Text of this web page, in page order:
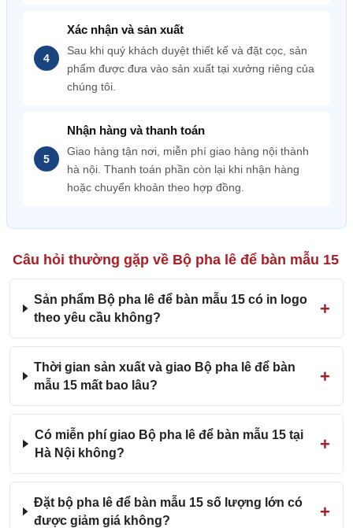
Xác nhận và sản xuất
Sau khi quý khách duyệt thiết kế và đặt cọc, sản
phẩm được đưa vào sản xuất tại xưởng riêng của
chúng tôi.
Nhận hàng và thanh toán
Giao hàng tận nơi, miễn phí giao hàng nội thành
hà nội. Thanh toán phần còn lại khi nhận hàng
hoặc chuyển khoản theo hợp đồng.
Câu hỏi thường gặp về Bộ pha lê để bàn mẫu 15
Sản phẩm Bộ pha lê để bàn mẫu 15 có in logo
theo yêu cầu không?
Thời gian sản xuất và giao Bộ pha lê để bàn
mẫu 15 mất bao lâu?
Có miễn phí giao Bộ pha lê để bàn mẫu 15 tại
Hà Nội không?
Đặt bộ pha lê để bàn mẫu 15 số lượng lớn có
được giảm giá không?